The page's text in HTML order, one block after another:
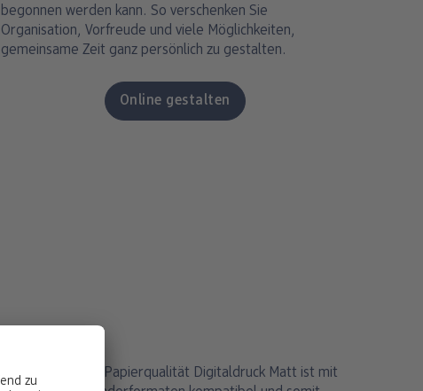
begonnen werden kann. So verschenken Sie
Organisation, Vorfreude und viele Möglichkeiten,
gemeinsame Zeit ganz persönlich zu gestalten.
Online gestalten
Die hochwertige Papierqualität Digitaldruck Matt ist mit